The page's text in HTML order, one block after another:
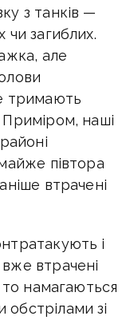
з танків —
чи загиблих.
але
тримають
наші
півтора
втрачені
і
втрачені
то намагаються
зі